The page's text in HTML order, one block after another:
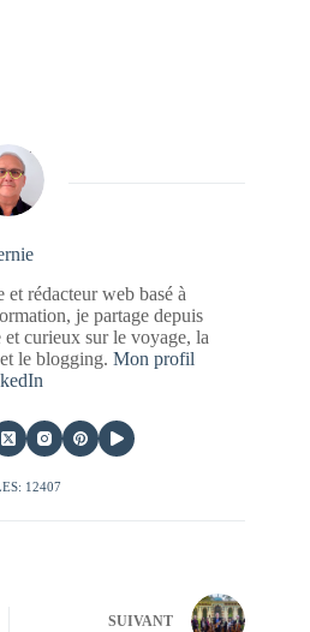
rédacteur web basé à
je partage depuis
curieux sur le voyage, la
le blogging. Mon profil
12407
SUIVANT